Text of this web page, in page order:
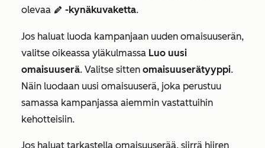
olevaa edit -kynäkuvaketta.
Jos haluat luoda kampanjaan uuden omaisuuserän,
valitse oikeassa yläkulmassa Luo uusi
omaisuuserä. Valitse sitten omaisuuserätyyppi.
Näin luodaan uusi omaisuuserä, joka perustuu
samassa kampanjassa aiemmin vastattuihin
kehotteisiin.
Jos haluat tarkastella omaisuuserää, siirrä hiiren